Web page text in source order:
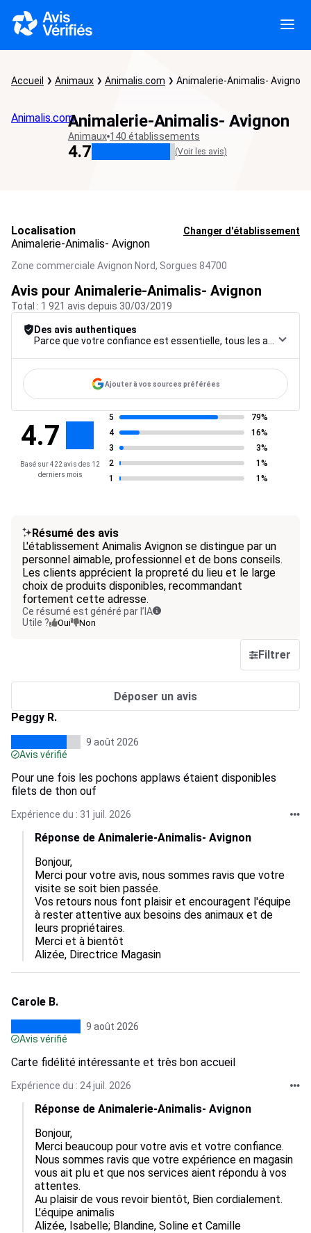
Accueil Animaux Animalis.com Animalerie-Animalis- Avignon
Animalis.comAnimalerie-Animalis- Avignon
Animaux 140 établissements
4.7 (Voir les avis)
Localisation Changer d'établissement
Animalerie-Animalis- Avignon
Zone commerciale Avignon Nord, Sorgues 84700
Avis pour Animalerie-Animalis- Avignon
Total : 1 921 avis depuis 30/03/2019
Des avis authentiques
Ajouter à vos sources préférées
4.7
Basé sur 422 avis des 12
derniers mois
5
79%
4
16%
3
3%
2
1%
1
1%
Résumé des avis
L'établissement Animalis Avignon se distingue par un
personnel aimable, professionnel et de bons conseils.
Les clients apprécient la propreté du lieu et le large
choix de produits disponibles, recommandant
fortement cette adresse.
Ce résumé est généré par l’IA
Utile ?
Oui Non
Filtrer
Déposer un avis
Peggy R.
9 août 2026
Avis vérifié
Pour une fois les pochons applaws étaient disponibles
filets de thon ouf
Expérience du : 31 juil. 2026
Réponse de Animalerie-Animalis- Avignon
Bonjour,
Merci pour votre avis, nous sommes ravis que votre
visite se soit bien passée.
Vos retours nous font plaisir et encouragent l'équipe
à rester attentive aux besoins des animaux et de
leurs propriétaires.
Merci et à bientôt
Alizée, Directrice Magasin
Carole B.
9 août 2026
Avis vérifié
Carte fidélité intéressante et très bon accueil
Expérience du : 24 juil. 2026
Réponse de Animalerie-Animalis- Avignon
Bonjour,
Merci beaucoup pour votre avis et votre confiance.
Nous sommes ravis que votre expérience en magasin
vous ait plu et que nos services aient répondu à vos
attentes.
Au plaisir de vous revoir bientôt, Bien cordialement.
L’équipe animalis
Alizée, Isabelle; Blandine, Soline et Camille